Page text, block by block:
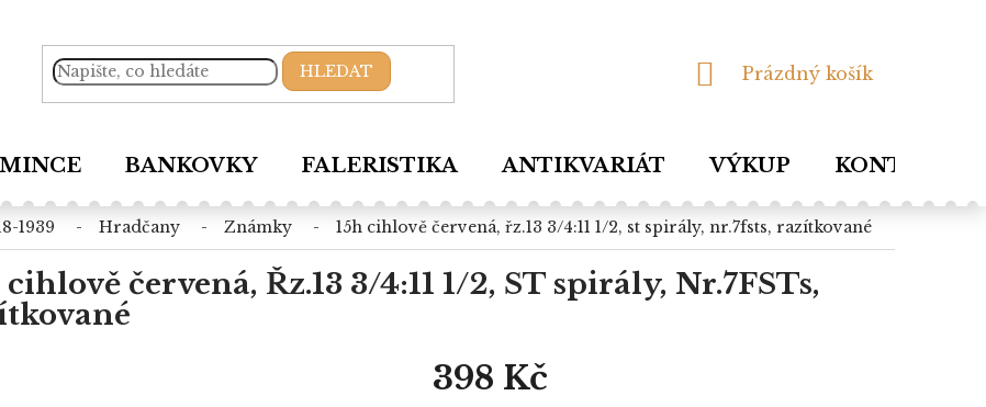
HLEDAT
NÁKUPNÍ
Prázdný košík
MINCE BANKOVKY FALERISTIKA ANTIKVARIÁT VÝKUP KONTAKTY
1939 hradčany známky 15h cihlově červená, řz.13 3/4:11 1/2, st spirály, nr.7fsts, razítkované
cihlově červená, Řz.13 3/4:11 1/2, ST spirály, Nr.7FSTs,
398 Kč